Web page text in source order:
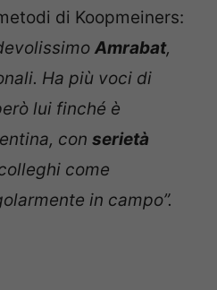
di Koopmeiners:
Amrabat,
Ha più voci di
lui finché è
con serietà
come
in campo”.